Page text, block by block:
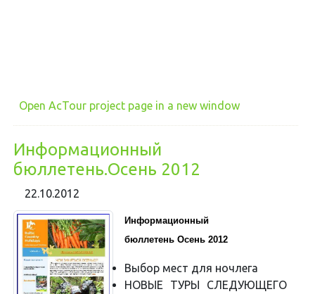
Open AcTour project page in a new window
Информационный
бюллетень.Осень 2012
22.10.2012
Информационный
бюллетень Осень 2012
Выбор мест для ночлега
НОВЫЕ ТУРЫ СЛЕДУЮЩЕГО